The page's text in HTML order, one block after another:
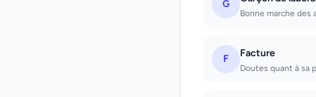
G
Bonne marche des
F Facture
Doutes quant à sa